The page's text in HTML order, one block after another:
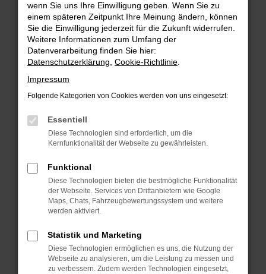
Beim Laden ist ein Fehler aufgetreten.
Hier sind ein paar Tipps, die dir helfen können:
Überprüfe deine Firewall und deine
Internetverbindung.
Laden andere Webseiten, zum Beispiel
deine Suchmaschine?
Prüfe deine Browsererweiterungen.
Manche Erweiterungen, wie Werbeblocker,
können das Laden bestimmter Seiten
anderen Browser oder in einem privaten
Fenster?
Starte dein Gerät neu.
vorübergehende Probleme zu beheben.
Stelle sicher, dass dein Browser und dein
Betriebssystem auf dem neuesten Stand
wenn Sie uns Ihre Einwilligung geben. Wenn Sie zu
einem späteren Zeitpunkt Ihre Meinung ändern, können
Sie die Einwilligung jederzeit für die Zukunft widerrufen.
Weitere Informationen zum Umfang der
Datenverarbeitung finden Sie hier:
Datenschutzerklärung Cookie-Richtlinie
Impressum
Folgende Kategorien von Cookies werden von uns eingesetzt:
Essentiell
Diese Technologien sind erforderlich, um die
Kernfunktionalität der Webseite zu gewährleisten.
Funktional
Diese Technologien bieten die bestmögliche Funktionalität
der Webseite. Services von Drittanbietern wie Google
Maps, Chats, Fahrzeugbewertungssystem und weitere
werden aktiviert.
Statistik und Marketing
Diese Technologien ermöglichen es uns, die Nutzung der
Webseite zu analysieren, um die Leistung zu messen und
zu verbessern. Zudem werden Technologien eingesetzt,